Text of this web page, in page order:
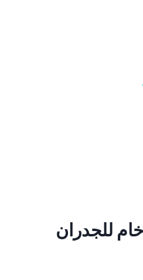
للجدران